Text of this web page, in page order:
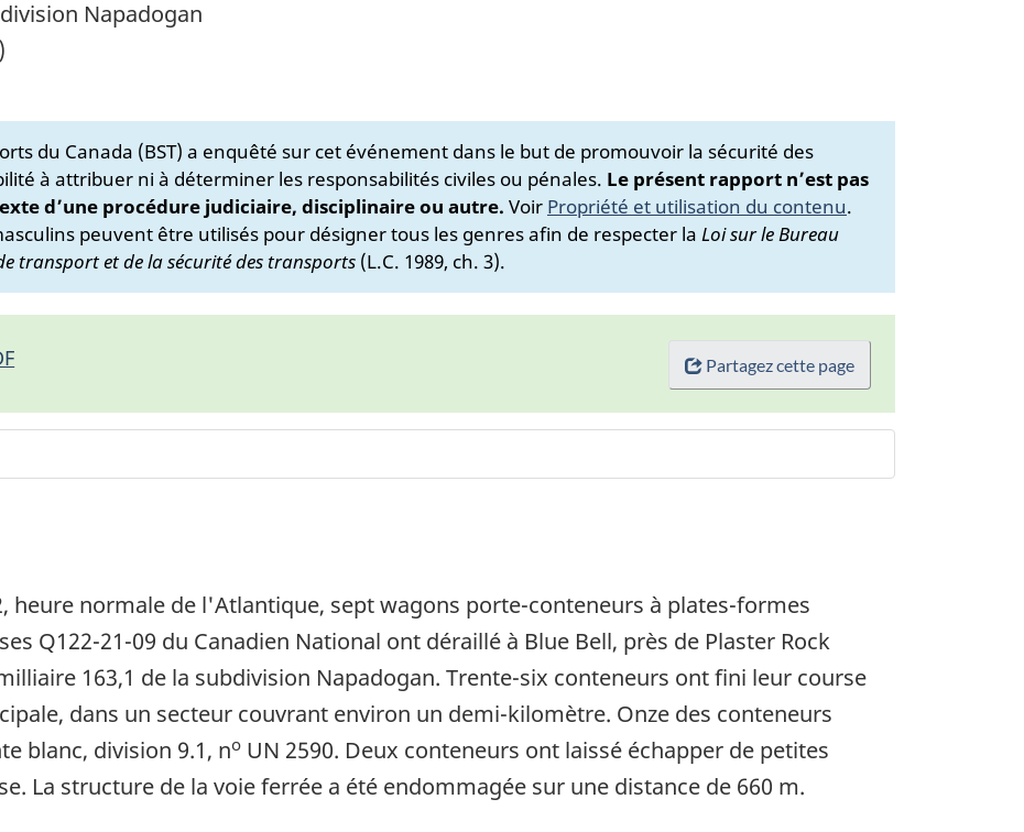
Napadogan
du Canada (BST) a enquêté sur cet événement dans le but de promouvoir la sécurité des
à attribuer ni à déterminer les responsabilités civiles ou pénales. Le présent rapport n’est pas
d’une procédure judiciaire, disciplinaire ou autre. Voir Propriété et utilisation du contenu.
peuvent être utilisés pour désigner tous les genres afin de respecter la Loi sur le Bureau
transport et de la sécurité des transports (L.C. 1989, ch. 3).
Partagez cette page
heure normale de l'Atlantique, sept wagons porte-conteneurs à plates-formes
Q122-21-09 du Canadien National ont déraillé à Blue Bell, près de Plaster Rock
163,1 de la subdivision Napadogan. Trente-six conteneurs ont fini leur course
dans un secteur couvrant environ un demi-kilomètre. Onze des conteneurs
blanc, division 9.1, no UN 2590. Deux conteneurs ont laissé échapper de petites
La structure de la voie ferrée a été endommagée sur une distance de 660 m.